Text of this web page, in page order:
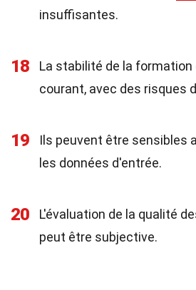
insuffisantes.
18
La stabilité de la
courant, avec des risques
19
Ils peuvent être sensibles
les données d'entrée.
20
L'évaluation de la qualité
peut être subjective.